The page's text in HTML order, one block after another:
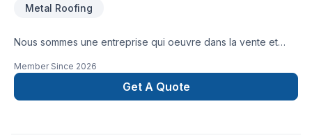
Metal Roofing
Nous sommes une entreprise qui oeuvre dans la vente et
Member Since 2026
Get A Quote